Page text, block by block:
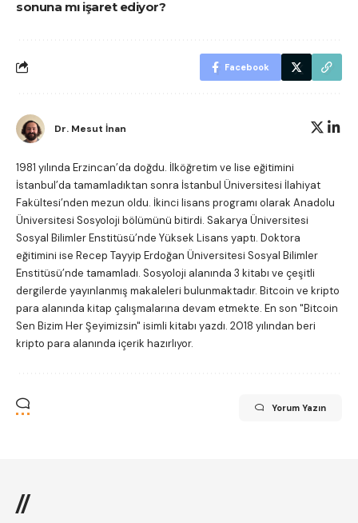
sonuna mı işaret ediyor?
Facebook
Dr. Mesut İnan
1981 yılında Erzincan’da doğdu. İlköğretim ve lise eğitimini
İstanbul’da tamamladıktan sonra İstanbul Üniversitesi İlahiyat
Fakültesi’nden mezun oldu. İkinci lisans programı olarak Anadolu
Üniversitesi Sosyoloji bölümünü bitirdi. Sakarya Üniversitesi
Sosyal Bilimler Enstitüsü’nde Yüksek Lisans yaptı. Doktora
eğitimini ise Recep Tayyip Erdoğan Üniversitesi Sosyal Bilimler
Enstitüsü’nde tamamladı. Sosyoloji alanında 3 kitabı ve çeşitli
dergilerde yayınlanmış makaleleri bulunmaktadır. Bitcoin ve kripto
para alanında kitap çalışmalarına devam etmekte. En son "Bitcoin
Sen Bizim Her Şeyimizsin" isimli kitabı yazdı. 2018 yılından beri
kripto para alanında içerik hazırlıyor.
Yorum Yazın
//